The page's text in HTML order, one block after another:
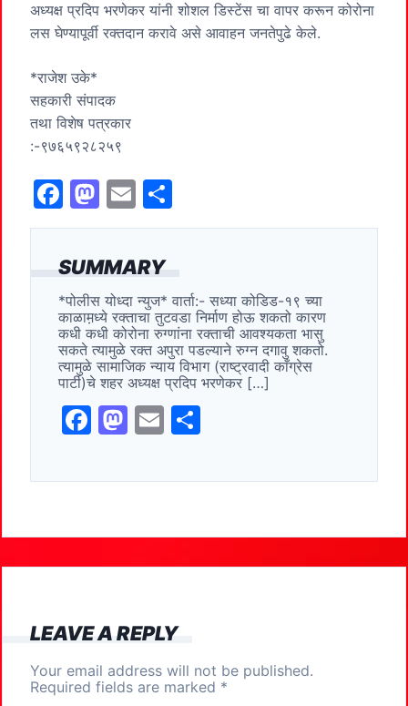
SUMMARY
*पोलीस योध्दा न्युज* वार्ता:- सध्या कोडिड-१९ च्या
काळाम़ध्ये रक्ताचा तुटवडा निर्माण होऊ शकतो कारण
कधी कधी कोरोना रुग्णांना रक्ताची आवश्यकता भासु
सकते त्यामुळे रक्त अपुरा पडल्याने रुग्न दगावु शकतो.
त्यामुळे सामाजिक न्याय विभाग (राष्ट्रवादी काँग्रेस
पार्टी)चे शहर अध्यक्ष प्रदिप भरणेकर […]
F
c
b
o
k
M
st
d
o
E
ai ar
अध्यक्ष प्रदिप भरणेकर यांनी शोशल डिस्टेंस चा वापर करून कोरोना
लस घेण्यापूर्वी रक्तदान करावे असे आवाहन जनतेपुढे केले.
*राजेश उके*
सहकारी संपादक
तथा विशेष पत्रकार
:-९७६५९२८२५९
F
a
c
e
b
o
o
k
M
a
st
o
d
o
n
E
m
ai
l
h
LEAVE A REPLY
Your email address will not be published.
Required fields are marked *